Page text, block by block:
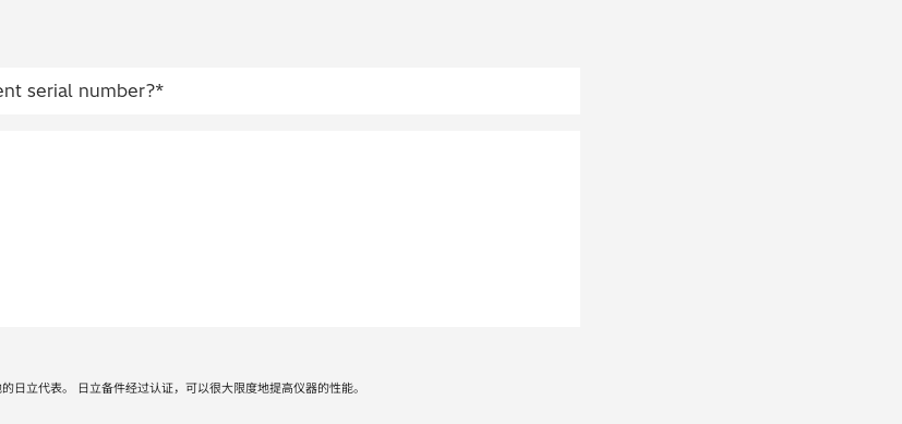
日立代表。 日立备件经过认证，可以很大限度地提高仪器的性能。